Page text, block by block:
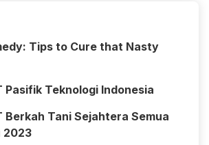
Tips to Cure that Nasty
Pasifik Teknologi Indonesia
Berkah Tani Sejahtera Semua
2023